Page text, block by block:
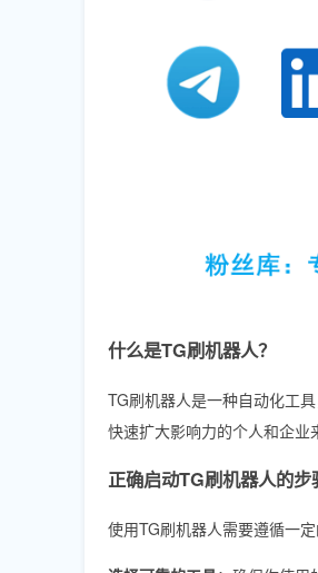
什么是TG刷机器人？
TG刷机器人是一种自动化工
快速扩大影响力的个人和企业
正确启动TG刷机器人的步
使用TG刷机器人需要遵循一